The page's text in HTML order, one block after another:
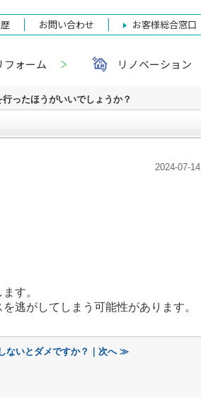
お問い合わせ お客様総合窓口
フォーム リノベーション
ったほうがいいでしょうか？
2024-07-14
す。
がしてしまう可能性があります。
ないとダメですか？｜次へ ≫